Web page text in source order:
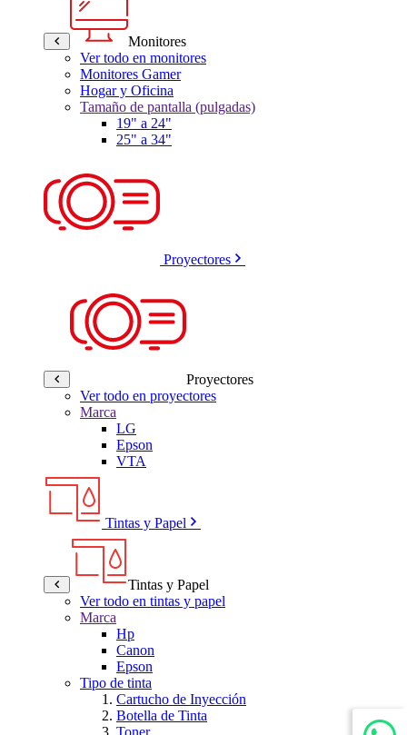
Monitores
Ver todo en monitores
Monitores Gamer
Hogar y Oficina
Tamaño de pantalla (pulgadas)
19" a 24"
25" a 34"
Proyectores
Proyectores
Ver todo en proyectores
Marca
LG
Epson
VTA
Tintas y Papel
Tintas y Papel
Ver todo en tintas y papel
Marca
Hp
Canon
Epson
Tipo de tinta
Cartucho de Inyección
Botella de Tinta
Toner